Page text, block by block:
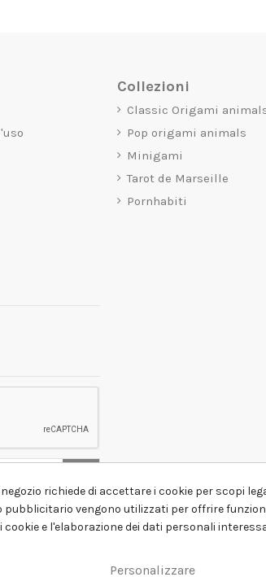
Collezioni
Classic Origami
Pop origami animals
Minigami
Tarot de Marseille
Pornhabiti
richiede di accettare i cookie per scopi
pubblicitario vengono utilizzati per offrire
cookie e l'elaborazione dei dati personali
Personalizzare